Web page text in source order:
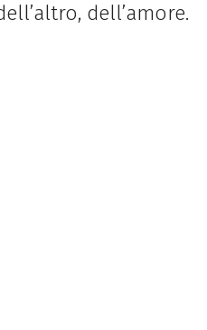
dell’amore.